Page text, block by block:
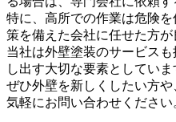
特に、高所での作業は危険
策を備えた会社に任せた方が
当社は外壁塗装のサービス
し出す大切な要素としていま
ぜひ外壁を新しくしたい方
気軽にお問い合わせください